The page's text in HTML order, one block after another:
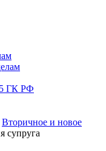
ГК РФ
Вторичное и новое
супруга